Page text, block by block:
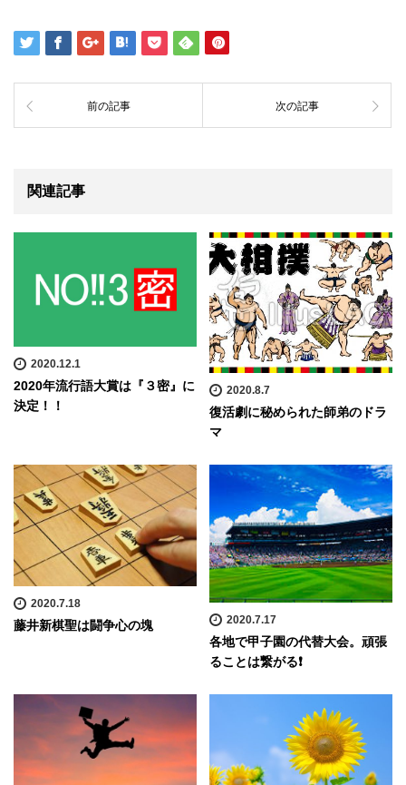
前の記事 次の記事
関連記事
2020.12.1
2020年流行語大賞は『３密』に
決定！！
2020.8.7
復活劇に秘められた師弟のドラ
マ
2020.7.18
藤井新棋聖は闘争心の塊 2020.7.17
各地で甲子園の代替大会。頑張
ることは繋がる❗️